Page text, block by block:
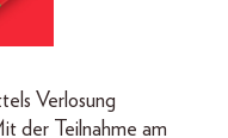
Verlosung
der Teilnahme am